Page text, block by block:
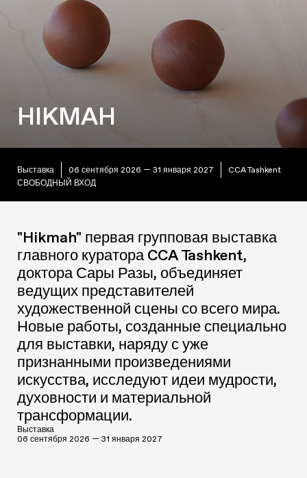
HIKMAH
Выставка 06 сентября 2026 — 31 января 2027
CCA Tashkent
СВОБОДНЫЙ ВХОД
"Hikmah" первая групповая выставка
главного куратора CCA Tashkent,
доктора Сары Разы, объединяет
ведущих представителей
художественной сцены со всего мира.
Новые работы, созданные специально
для выставки, наряду с уже
признанными произведениями
искусства, исследуют идеи мудрости,
духовности и материальной
трансформации.
Выставка
06 сентября 2026 — 31 января 2027